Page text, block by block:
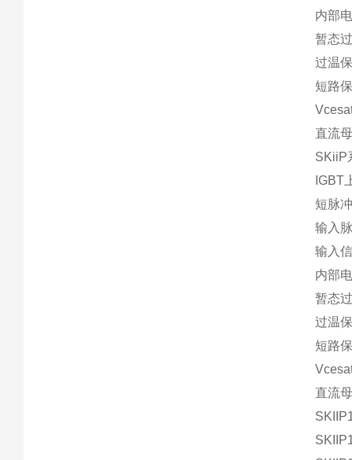
内部
暂态
过温
短路
直流
SKiiP
IGBT
短脉
输入
输入
内部
暂态
过温
短路
直流